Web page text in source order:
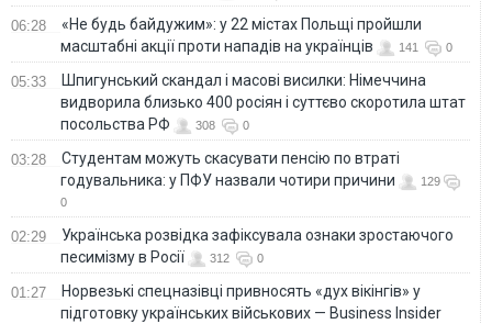
06:28
«Не будь байдужим»: у 22 містах Польщі пройшли
масштабні акції проти нападів на українців
141 0
05:33
Шпигунський скандал і масові висилки: Німеччина
видворила близько 400 росіян і суттєво скоротила штат
посольства РФ
308 0
03:28
Студентам можуть скасувати пенсію по втраті
годувальника: у ПФУ назвали чотири причини
129
0
02:29
Українська розвідка зафіксувала ознаки зростаючого
песимізму в Росії
312 0
01:27
Норвезькі спецназівці привносять «дух вікінгів» у
підготовку українських військових — Business Insider